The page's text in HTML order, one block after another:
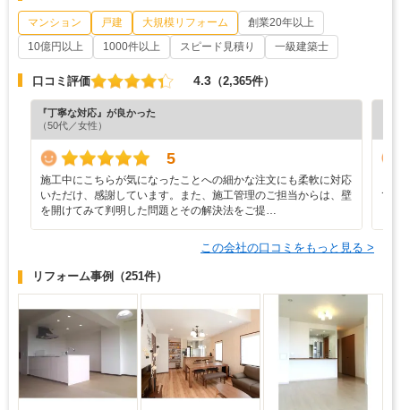
マンション 戸建 大規模リフォーム
創業20年以上
10億円以上
1000件以上 スピード見積り 一級建築士
口コミ評価 4.3 （2,365件）
『丁寧な対応』が良かった
（50代／女性）
5
施工中にこちらが気になったことへの細かな注文にも柔軟に対応
いただけ、感謝しています。また、施工管理のご担当からは、壁
を開けてみて判明した問題とその解決法をご提…
で
この会社の口コミをもっと見る >
リフォーム事例 （251件）